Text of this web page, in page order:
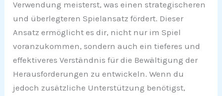
Verwendung meisterst, was einen strategischeren
und überlegteren Spielansatz fördert. Dieser
Ansatz ermöglicht es dir, nicht nur im Spiel
voranzukommen, sondern auch ein tieferes und
effektiveres Verständnis für die Bewältigung der
Herausforderungen zu entwickeln. Wenn du
jedoch zusätzliche Unterstützung benötigst,